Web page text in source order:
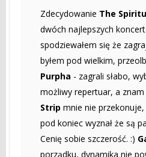
Zdecydowanie The
dwóch najlepszych
spodziewałem się że
byłem pod wielkim,
Purpha - zagrali słabo,
możliwy repertuar, a
Strip mnie nie
pod koniec wyznał że są
Cenię sobie szczerość. :)
porządku, dynamika nie